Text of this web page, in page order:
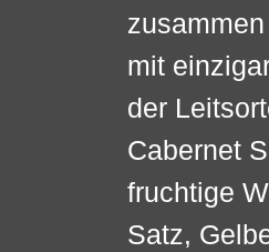
mit
der
Cabernet
fruchtige
Satz,